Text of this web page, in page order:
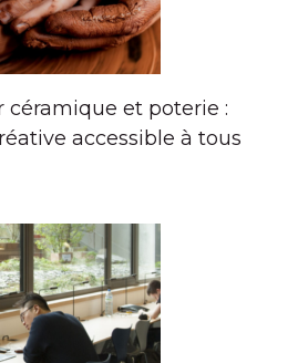
céramique et poterie :
accessible à tous